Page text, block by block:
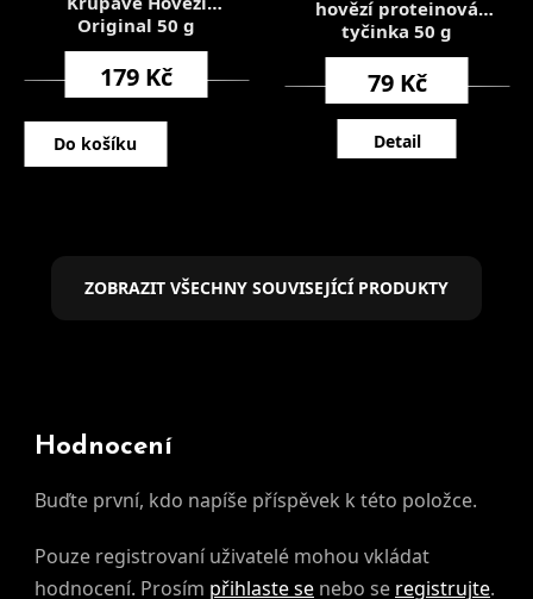
Original 50 g
179 Kč
Do košíku
hovězí proteinová
tyčinka 50 g
79 Kč
Detail
ZOBRAZIT VŠECHNY SOUVISEJÍCÍ PRODUKTY
Hodnocení
Buďte první, kdo napíše příspěvek k této položce.
Pouze registrovaní uživatelé mohou vkládat
hodnocení. Prosím přihlaste se nebo se registrujte.